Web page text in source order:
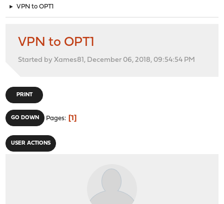
► VPN to OPT1
VPN to OPT1
Started by Xames81, December 06, 2018, 09:54:54 PM
PRINT
GO DOWN Pages 1
USER ACTIONS